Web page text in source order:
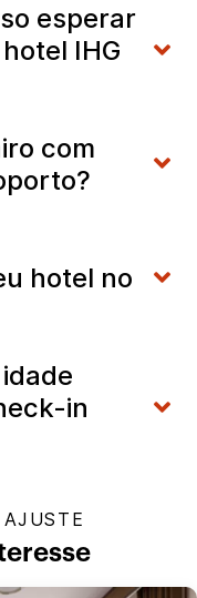
esperar
IHG
com
hotel no
in